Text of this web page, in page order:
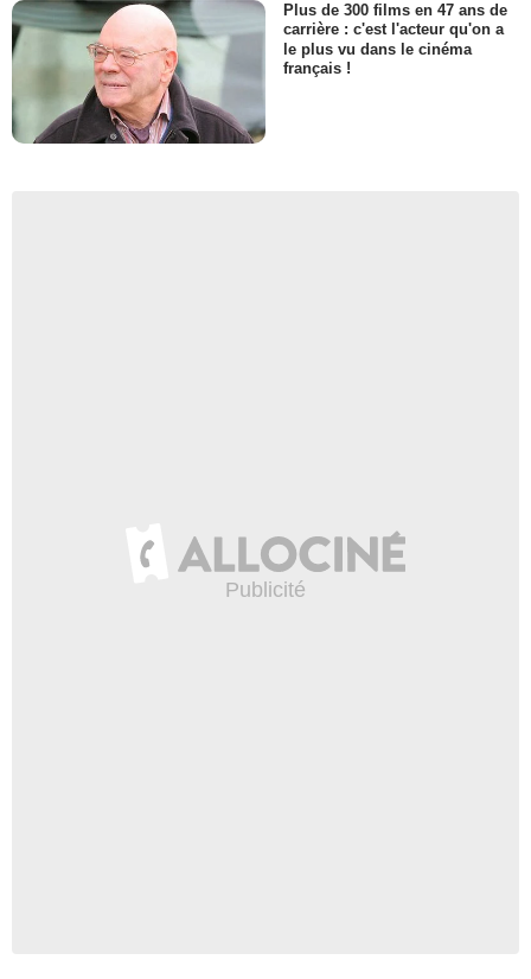
Plus de 300 films en 47 ans de
carrière : c'est l'acteur qu'on a
le plus vu dans le cinéma
français !